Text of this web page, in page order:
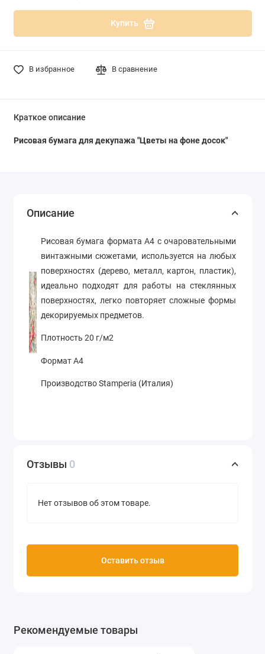
Купить
В избранное В сравнение
Краткое описание
Рисовая бумага для декупажа "Цветы на фоне досок"
Описание
Рисовая бумага формата А4 с очаровательными
винтажными сюжетами, используется на любых
поверхностях (дерево, металл, картон, пластик),
идеально подходят для работы на стеклянных
поверхностях, легко повторяет сложные формы
декорируемых предметов.
Плотность 20 г/м2
Формат А4
Производство Stamperia (Италия)
Отзывы 0
Нет отзывов об этом товаре.
Оставить отзыв
Рекомендуемые товары